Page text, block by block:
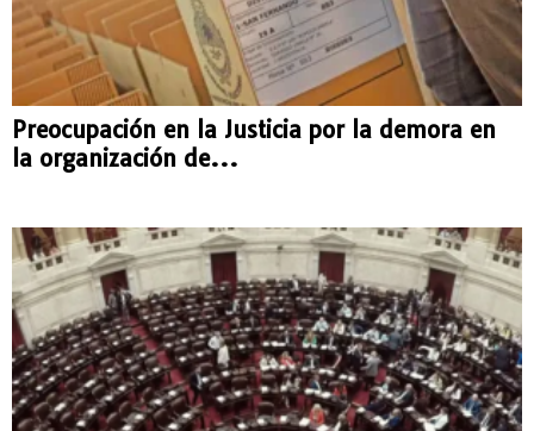
Preocupación en la Justicia por la demora en
la organización de...